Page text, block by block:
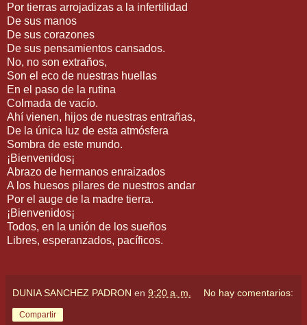
Por tierras arrojadizas a la infertilidad
De sus manos
De sus corazones
De sus pensamientos cansados.
No, no son extraños,
Son el eco de nuestras huellas
En el paso de la rutina
Colmada de vacío.
Ahí vienen, hijos de nuestras entrañas,
De la única luz de esta atmósfera
Sombra de este mundo.
¡Bienvenidos¡
Abrazo de hermanos enraizados
A los huesos pilares de nuestros andar
Por el auge de la madre tierra.
¡Bienvenidos¡
Todos, en la unión de los sueños
Libres, esperanzados, pacíficos.
DUNIA SANCHEZ PADRON en 9:20 a. m. No hay comentarios:
Compartir